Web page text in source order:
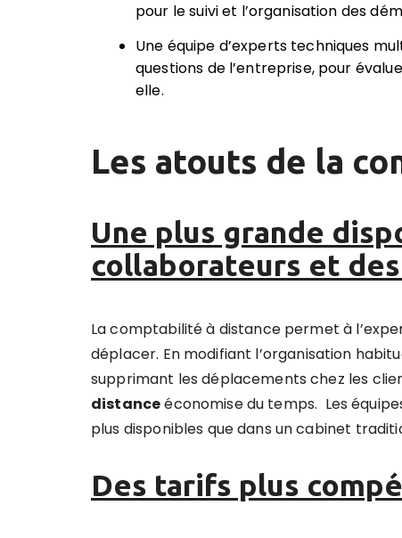
pour le suivi et l’organisation des
Une équipe d’experts techniques
questions de l’entreprise, pour
elle.
Les atouts de la
Une plus grande
collaborateurs et
La comptabilité à distance permet à
déplacer. En modifiant l’organisation
supprimant les déplacements chez les
distanceéconomise du temps. Les
plus disponibles que dans un cabinet
Des tarifs plus